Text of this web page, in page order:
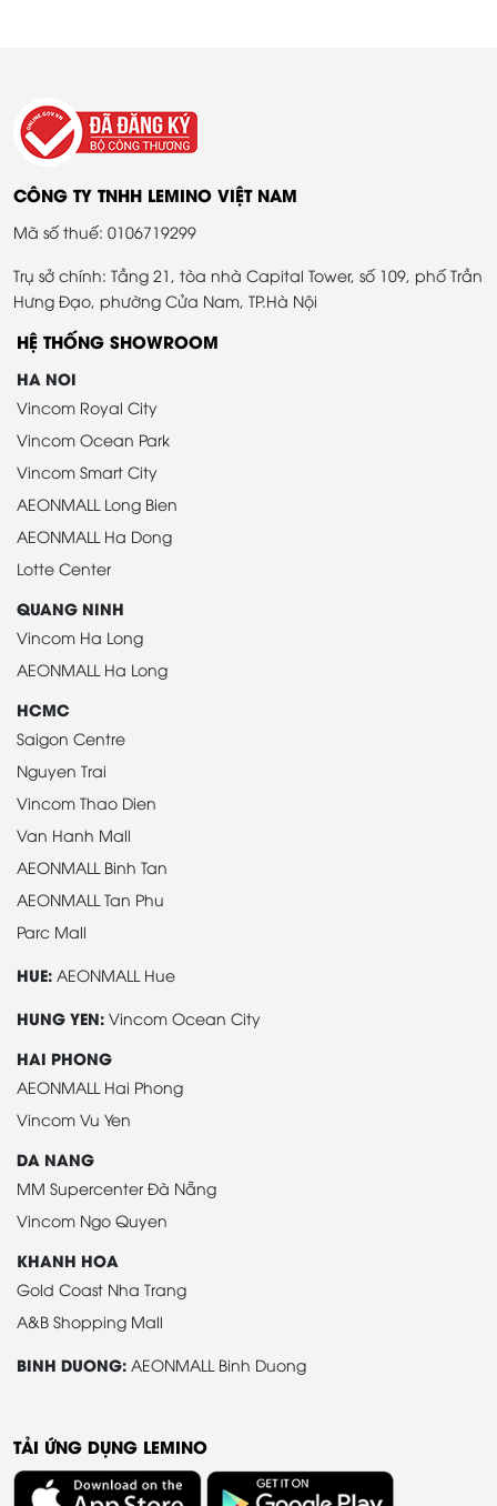
CÔNG TY TNHH LEMINO VIỆT NAM
Mã số thuế: 0106719299
Trụ sở chính: Tầng 21, tòa nhà Capital Tower, số 109, phố Trần
Hưng Đạo, phường Cửa Nam, TP.Hà Nội
HỆ THỐNG SHOWROOM
HA NOI
Vincom Royal City
Vincom Ocean Park
Vincom Smart City
AEONMALL Long Bien
AEONMALL Ha Dong
Lotte Center
QUANG NINH
Vincom Ha Long
AEONMALL Ha Long
HCMC
Saigon Centre
Nguyen Trai
Vincom Thao Dien
Van Hanh Mall
AEONMALL Binh Tan
AEONMALL Tan Phu
Parc Mall
HUE: AEONMALL Hue
HUNG YEN: Vincom Ocean City
HAI PHONG
AEONMALL Hai Phong
Vincom Vu Yen
DA NANG
MM Supercenter Đà Nẵng
Vincom Ngo Quyen
KHANH HOA
Gold Coast Nha Trang
A&B Shopping Mall
BINH DUONG: AEONMALL Binh Duong
TẢI ỨNG DỤNG LEMINO